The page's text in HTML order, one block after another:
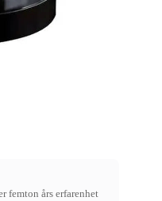
femton års erfarenhet